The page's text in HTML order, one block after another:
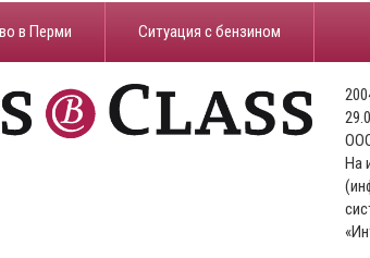
в Перми ​Ситуация с бензином
На